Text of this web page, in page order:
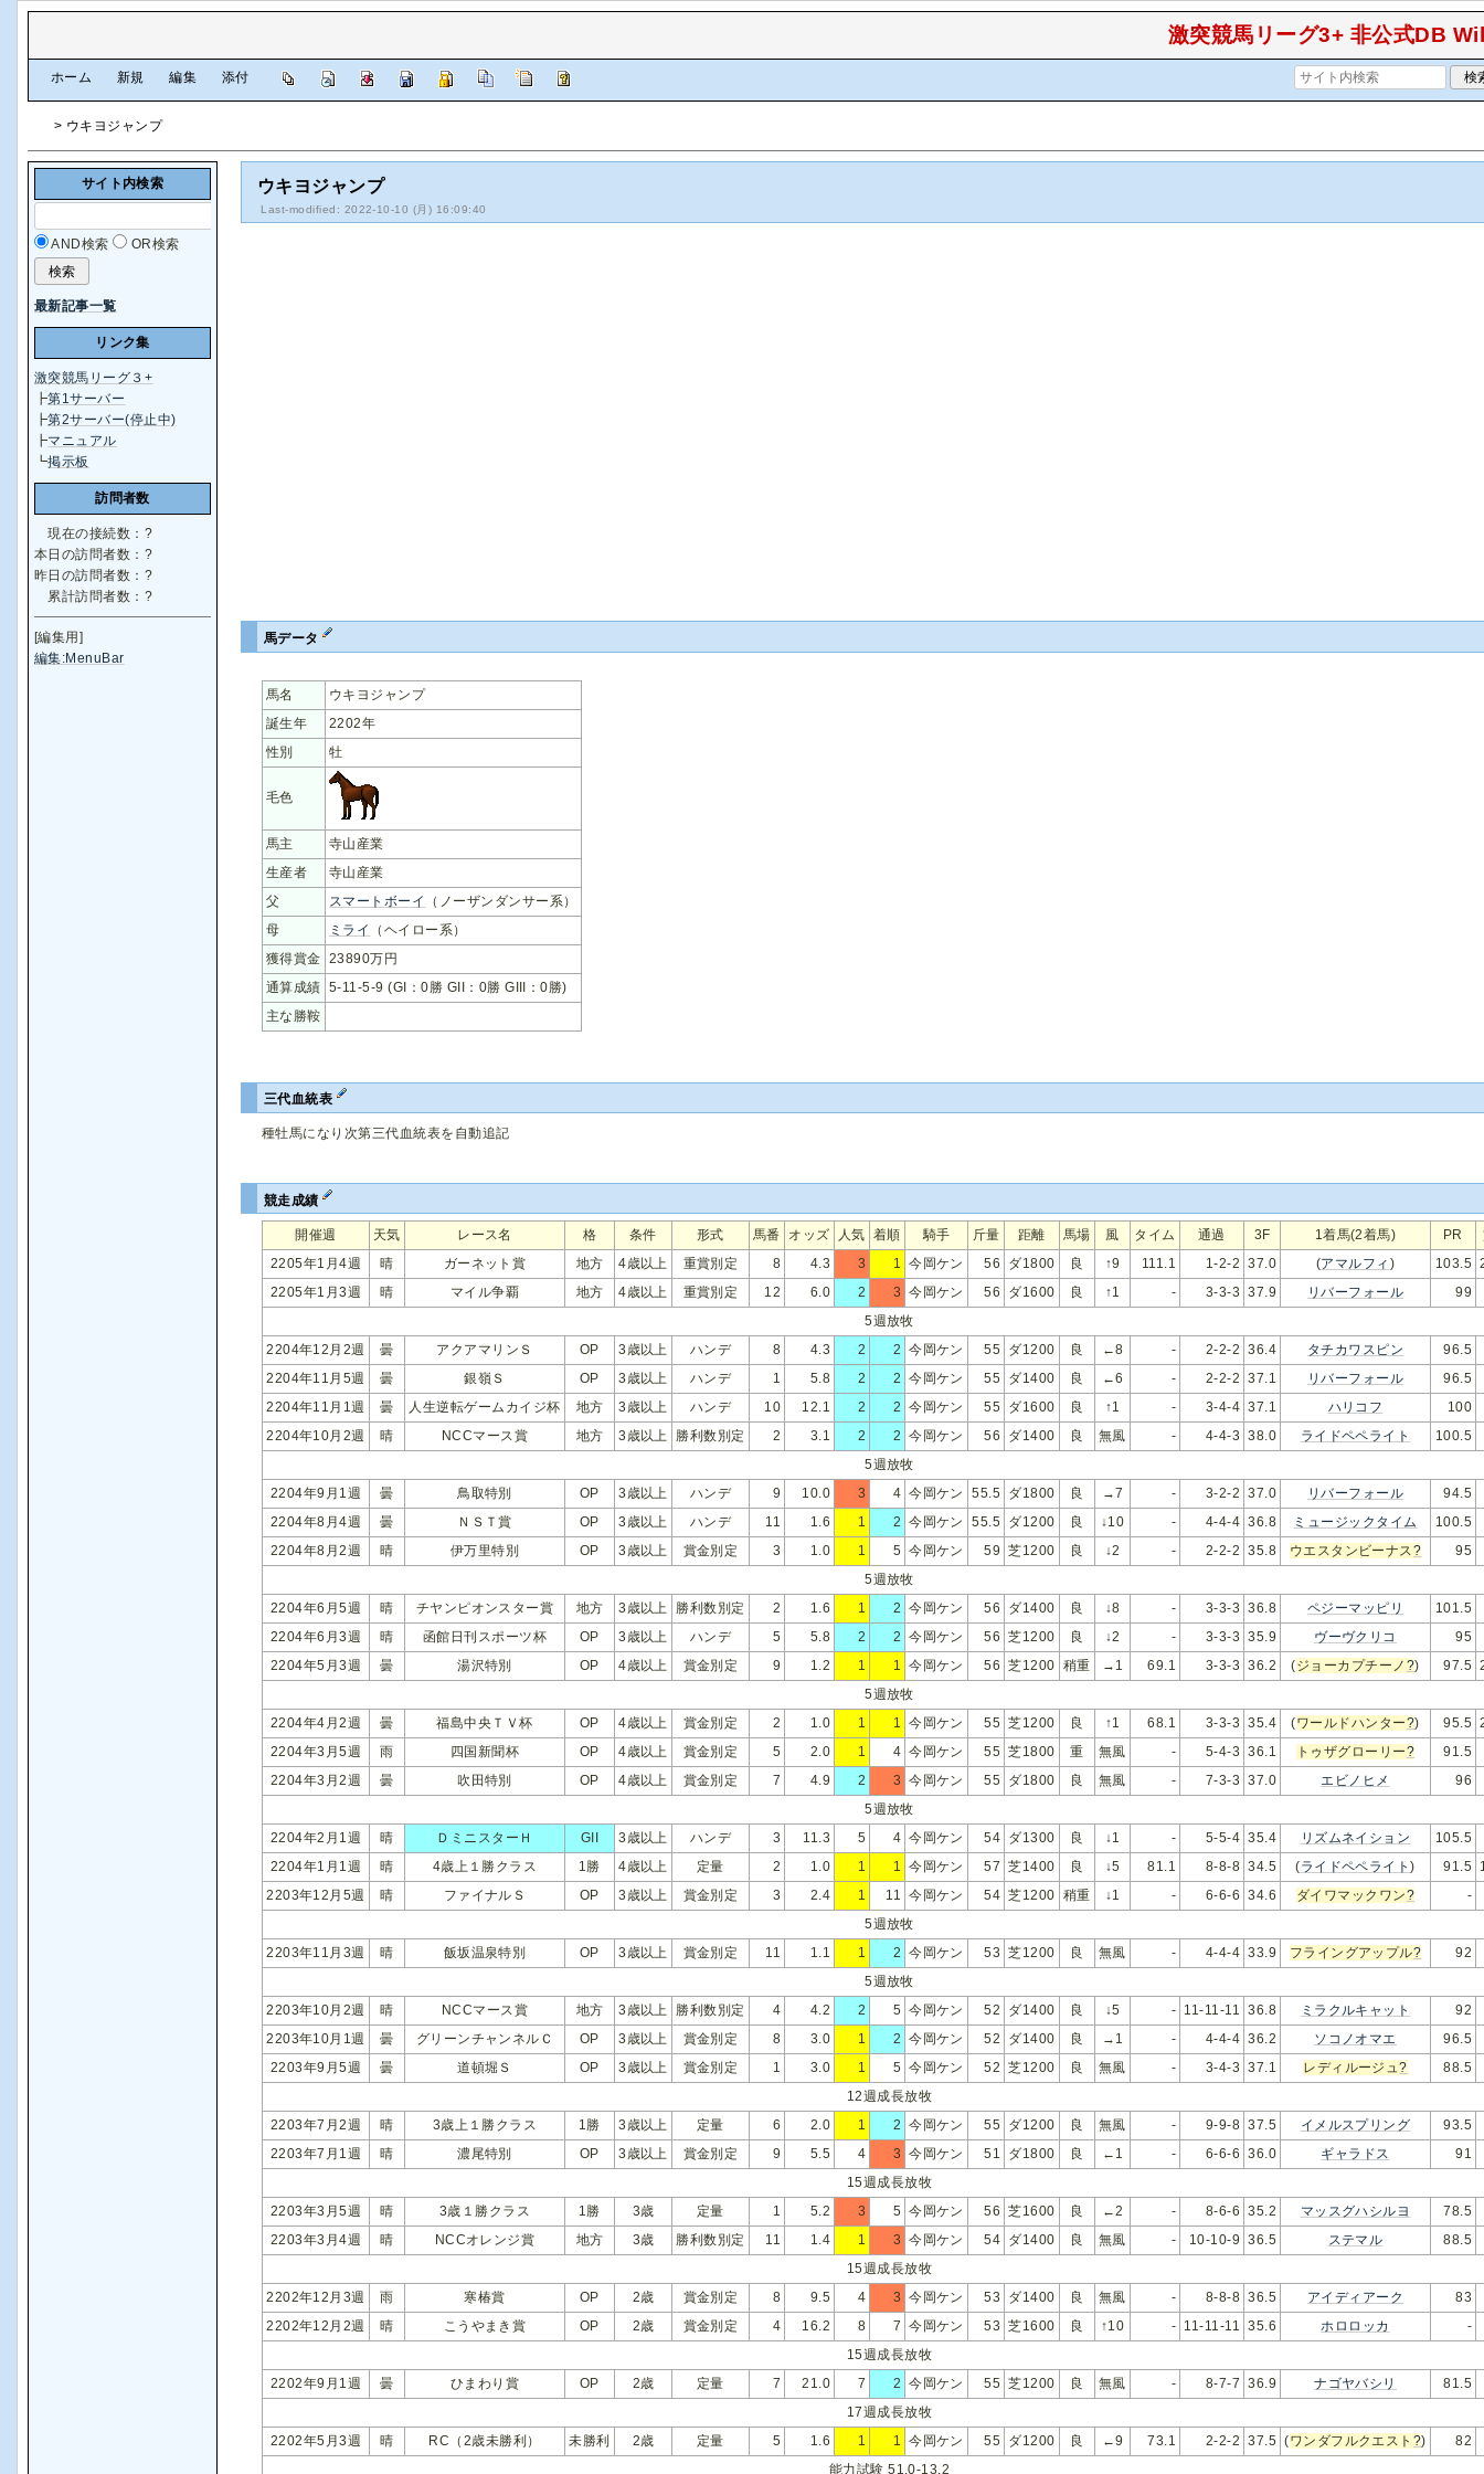
激突競馬リーグ3+ 非公式DB
ホーム 新規 編集 添付
> ウキヨジャンプ
ウキヨジャンプ
Last-modified: 2022-10-10 (月) 16:09:40
馬データ
馬名
ウキヨジャンプ
誕生年
2202年
性別
牡
毛色
馬主
寺山産業
生産者
寺山産業
父
スマートボーイ
（ノーザンダンサー系）
母
ミライ
（ヘイロー系）
獲得賞金 23890万円
通算成績 5-11-5-9 (GI：0勝 GII：0勝 GIII：0勝)
主な勝鞍
三代血統表
種牡馬になり次第三代血統表を自動追記
競走成績
開催週 天気 レース名 格 条件 形式 馬番 オッズ 人気 着順 騎手 斤量 距離 馬場 風 タイム 通過 3F 1着馬(2着馬) PR
2205年1月4週
晴 ガーネット賞 地方 4歳以上 重賞別定 8 4.3 3 1 今岡ケン 56 ダ1800 良 ↑9 111.1 1-2-2 37.0 (アマルフィ ) 103.5
2205年1月3週
晴 マイル争覇 地方 4歳以上 重賞別定 12 6.0 2 3 今岡ケン 56 ダ1600 良 ↑1 - 3-3-3 37.9 リバーフォール
99
5週放牧
2204年12月2週
曇 アクアマリンＳ OP 3歳以上 ハンデ 8 4.3 2 2 今岡ケン 55 ダ1200 良 ←8 - 2-2-2 36.4 タチカワスピン
96.5
2204年11月5週
曇 銀嶺Ｓ OP 3歳以上 ハンデ 1 5.8 2 2 今岡ケン 55 ダ1400 良 ←6 - 2-2-2 37.1 リバーフォール
96.5
2204年11月1週
曇 人生逆転ゲームカイジ杯 地方 3歳以上 ハンデ 10 12.1 2 2 今岡ケン 55 ダ1600 良 ↑1 - 3-4-4 37.1 ハリコフ
100
2204年10月2週
晴 NCCマース賞 地方 3歳以上 勝利数別定 2 3.1 2 2 今岡ケン 56 ダ1400 良 無風 - 4-4-3 38.0 ライドペペライト
100.5
5週放牧
2204年9月1週
曇 鳥取特別 OP 3歳以上 ハンデ 9 10.0 3 4 今岡ケン 55.5 ダ1800 良 →7 - 3-2-2 37.0 リバーフォール
94.5
2204年8月4週
曇 ＮＳＴ賞 OP 3歳以上 ハンデ 11 1.6 1 2 今岡ケン 55.5 ダ1200 良 ↓10 - 4-4-4 36.8 ミュージックタイム
100.5
2204年8月2週
晴 伊万里特別 OP 3歳以上 賞金別定 3 1.0 1 5 今岡ケン 59 芝1200 良 ↓2 - 2-2-2 35.8 ウエスタンビーナス?
95
5週放牧
2204年6月5週
晴 チヤンピオンスター賞 地方 3歳以上 勝利数別定 2 1.6 1 2 今岡ケン 56 ダ1400 良 ↓8 - 3-3-3 36.8 ペジーマッピリ
101.5
2204年6月3週
晴 函館日刊スポーツ杯 OP 3歳以上 ハンデ 5 5.8 2 2 今岡ケン 56 芝1200 良 ↓2 - 3-3-3 35.9 ヴーヴクリコ
95
2204年5月3週
曇 湯沢特別 OP 4歳以上 賞金別定 9 1.2 1 1 今岡ケン 56 芝1200 稍重 →1 69.1 3-3-3 36.2 (ジョーカプチーノ ?) 97.5
5週放牧
2204年4月2週
曇 福島中央ＴＶ杯 OP 4歳以上 賞金別定 2 1.0 1 1 今岡ケン 55 芝1200 良 ↑1 68.1 3-3-3 35.4 (ワールドハンター?) 95.5
2204年3月5週
雨 四国新聞杯 OP 4歳以上 賞金別定 5 2.0 1 4 今岡ケン 55 芝1800 重 無風 - 5-4-3 36.1 トゥザグローリー?
91.5
2204年3月2週
曇 吹田特別 OP 4歳以上 賞金別定 7 4.9 2 3 今岡ケン 55 ダ1800 良 無風 - 7-3-3 37.0 エビノヒメ
96
5週放牧
2204年2月1週
晴 ＤミニスターＨ GII 3歳以上 ハンデ 3 11.3 5 4 今岡ケン 54 ダ1300 良 ↓1 - 5-5-4 35.4 リズムネイション
105.5
2204年1月1週
晴 4歳上１勝クラス 1勝 4歳以上 定量 2 1.0 1 1 今岡ケン 57 芝1400 良 ↓5 81.1 8-8-8 34.5 (ライドペペライト) 91.5
2203年12月5週
晴 ファイナルＳ OP 3歳以上 賞金別定 3 2.4 1 11 今岡ケン 54 芝1200 稍重 ↓1 - 6-6-6 34.6 ダイワマックワン?
-
5週放牧
2203年11月3週
晴 飯坂温泉特別 OP 3歳以上 賞金別定 11 1.1 1 2 今岡ケン 53 芝1200 良 無風 - 4-4-4 33.9 フライングアップル?
92
5週放牧
2203年10月2週
晴 NCCマース賞 地方 3歳以上 勝利数別定 4 4.2 2 5 今岡ケン 52 ダ1400 良 ↓5 - 11-11-11 36.8 ミラクルキャット
92
2203年10月1週
曇 グリーンチャンネルＣ OP 3歳以上 賞金別定 8 3.0 1 2 今岡ケン 52 ダ1400 良 →1 - 4-4-4 36.2 ソコノオマエ
96.5
2203年9月5週
曇 道頓堀Ｓ OP 3歳以上 賞金別定 1 3.0 1 5 今岡ケン 52 芝1200 良 無風 - 3-4-3 37.1 レディルージュ?
88.5
12週成長放牧
2203年7月2週
晴 3歳上１勝クラス 1勝 3歳以上 定量 6 2.0 1 2 今岡ケン 55 ダ1200 良 無風 - 9-9-8 37.5 イメルスプリング
93.5
2203年7月1週
晴 濃尾特別 OP 3歳以上 賞金別定 9 5.5 4 3 今岡ケン 51 ダ1800 良 ←1 - 6-6-6 36.0 ギャラドス
91
15週成長放牧
2203年3月5週
晴 3歳１勝クラス 1勝 3歳 定量 1 5.2 3 5 今岡ケン 56 芝1600 良 ←2 - 8-6-6 35.2 マッスグハシルヨ
78.5
2203年3月4週
晴 NCCオレンジ賞 地方 3歳 勝利数別定 11 1.4 1 3 今岡ケン 54 ダ1400 良 無風 - 10-10-9 36.5 ステマル
88.5
15週成長放牧
2202年12月3週
雨 寒椿賞 OP 2歳 賞金別定 8 9.5 4 3 今岡ケン 53 ダ1400 良 無風 - 8-8-8 36.5 アイディアーク
83
2202年12月2週
晴 こうやまき賞 OP 2歳 賞金別定 4 16.2 8 7 今岡ケン 53 芝1600 良 ↑10 - 11-11-11 35.6 ホロロッカ
-
15週成長放牧
2202年9月1週
曇 ひまわり賞 OP 2歳 定量 7 21.0 7 2 今岡ケン 55 芝1200 良 無風 - 8-7-7 36.9 ナゴヤバシリ
81.5
17週成長放牧
2202年5月3週
晴 RC（2歳未勝利） 未勝利 2歳 定量 5 1.6 1 1 今岡ケン 55 ダ1200 良 ←9 73.1 2-2-2 37.5 (ワンダフルクエスト ?)
82
能力試験 51.0-13.2
サイト内検索
AND検索 OR検索
最新記事一覧
リンク集
激突競馬リーグ３+
┣第1サーバー
┣第2サーバー(停止中)
┣マニュアル
┗掲示板
訪問者数
現在の接続数： ?
本日の訪問者数： ?
昨日の訪問者数： ?
累計訪問者数： ?
[編集用]
編集:MenuBar